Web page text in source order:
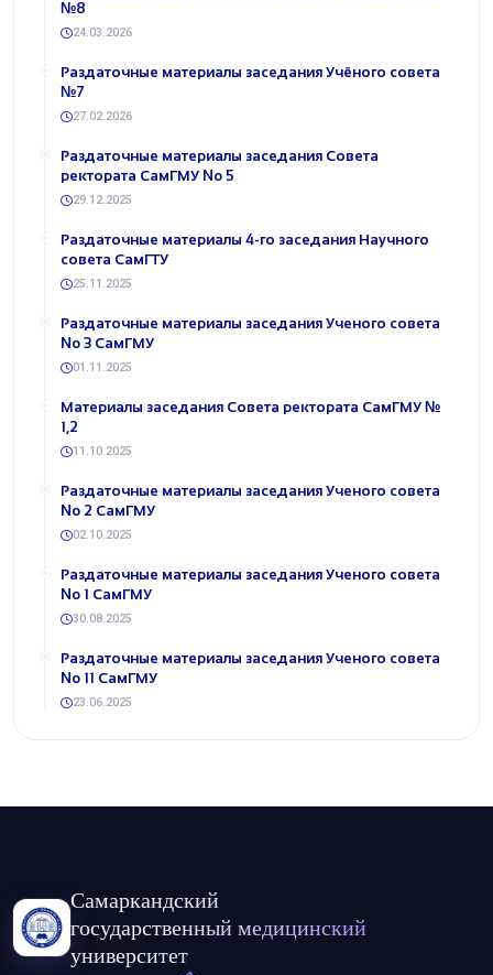
№8
24.03.2026
Раздаточные материалы заседания Учёного совета
№7
27.02.2026
Раздаточные материалы заседания Совета
ректората СамГМУ No 5
29.12.2025
Раздаточные материалы 4-го заседания Научного
совета СамГТУ
25.11.2025
Раздаточные материалы заседания Ученого совета
No 3 СамГМУ
01.11.2025
Материалы ​заседания Совета ректората СамГМУ №
1,2
11.10.2025
Раздаточные материалы заседания Ученого совета
No 2 СамГМУ
02.10.2025
Раздаточные материалы заседания Ученого совета
No 1 СамГМУ
30.08.2025
Раздаточные материалы заседания Ученого совета
No 11 СамГМУ
23.06.2025
Самаркандский
государственный медицинский
университет